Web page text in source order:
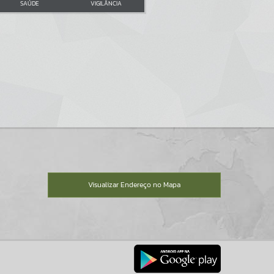
SAÚDE VIGILÂNCIA
Visualizar Endereço no Mapa